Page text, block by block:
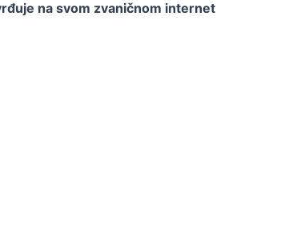
na svom zvaničnom internet